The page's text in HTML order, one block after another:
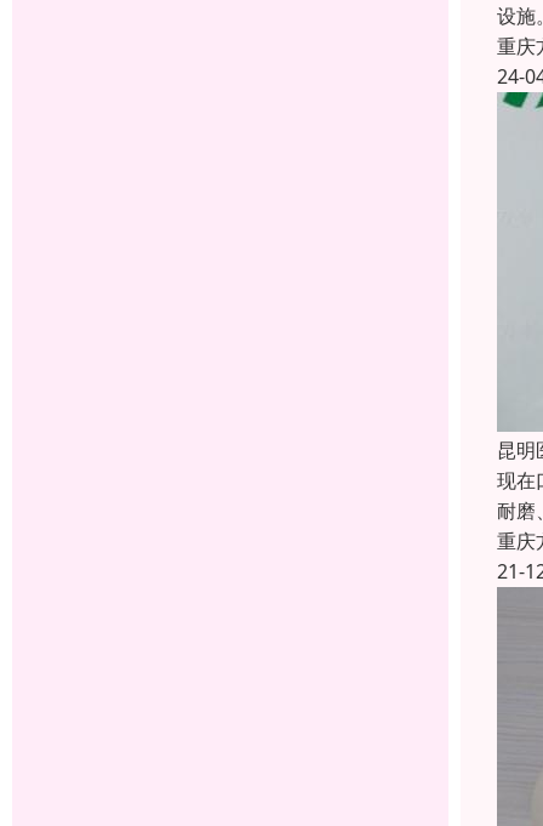
设施
重庆
24-
昆明
现在
耐磨
重庆
21-